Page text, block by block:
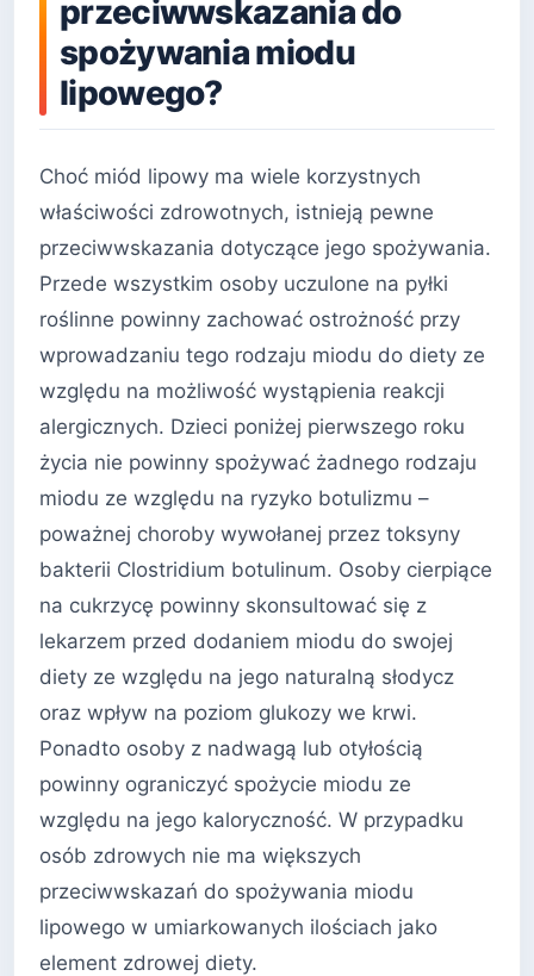
przeciwwskazania do
spożywania miodu
lipowego?
Choć miód lipowy ma wiele korzystnych
właściwości zdrowotnych, istnieją pewne
przeciwwskazania dotyczące jego spożywania.
Przede wszystkim osoby uczulone na pyłki
roślinne powinny zachować ostrożność przy
wprowadzaniu tego rodzaju miodu do diety ze
względu na możliwość wystąpienia reakcji
alergicznych. Dzieci poniżej pierwszego roku
życia nie powinny spożywać żadnego rodzaju
miodu ze względu na ryzyko botulizmu –
poważnej choroby wywołanej przez toksyny
bakterii Clostridium botulinum. Osoby cierpiące
na cukrzycę powinny skonsultować się z
lekarzem przed dodaniem miodu do swojej
diety ze względu na jego naturalną słodycz
oraz wpływ na poziom glukozy we krwi.
Ponadto osoby z nadwagą lub otyłością
powinny ograniczyć spożycie miodu ze
względu na jego kaloryczność. W przypadku
osób zdrowych nie ma większych
przeciwwskazań do spożywania miodu
lipowego w umiarkowanych ilościach jako
element zdrowej diety.